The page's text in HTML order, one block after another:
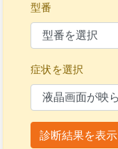
型番
症状を選択
診断結果を表示